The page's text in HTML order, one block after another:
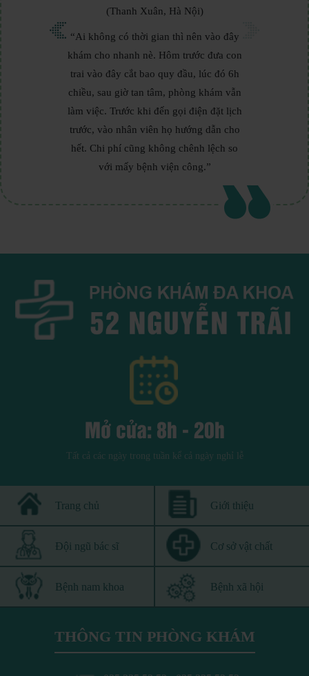
(Thanh Xuân, Hà Nội)
“Ai không có thời gian thì nên vào đây
khám cho nhanh nè. Hôm trước đưa con
trai vào đây cắt bao quy đầu, lúc đó 6h
chiều, sau giờ tan tâm, phòng khám vẫn
làm việc. Trước khi đến gọi điện đặt lịch
trước, vào nhân viên họ hướng dẫn cho
hết. Chi phí cũng không chênh lệch so
với mấy bệnh viện công.”
Mở cửa: 8h - 20h
Tất cả các ngày trong tuần kể cả ngày nghỉ lễ
Trang chủ Giới thiệu
Đội ngũ bác sĩ Cơ sở vật chất
Bệnh nam khoa Bệnh xã hội
THÔNG TIN PHÒNG KHÁM